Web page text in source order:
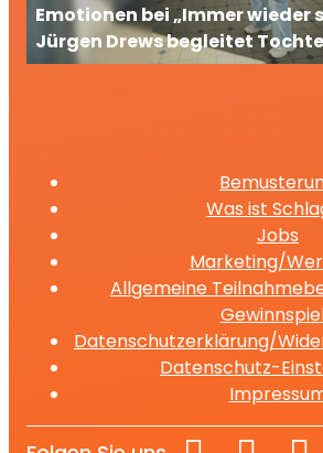
Emotionen bei „Immer wieder
Jürgen Drews begleitet
ihrem großen TV-Auftritt
Was ist
Jobs
Marketing/
Allgemeine
Datenschutzerklärung/
Datenschutz-